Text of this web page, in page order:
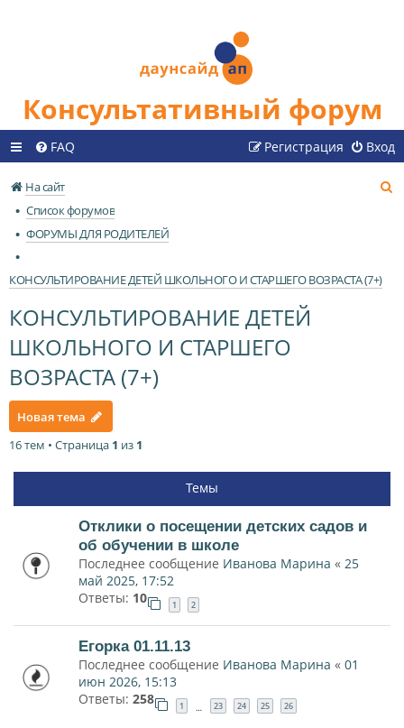
Консультативный форум
FAQ Вход
Регистрация
На сайт
Список форумов
ФОРУМЫ ДЛЯ РОДИТЕЛЕЙ
КОНСУЛЬТИРОВАНИЕ ДЕТЕЙ ШКОЛЬНОГО И СТАРШЕГО ВОЗРАСТА (7+)
КОНСУЛЬТИРОВАНИЕ ДЕТЕЙ
ШКОЛЬНОГО И СТАРШЕГО
ВОЗРАСТА (7+)
Новая тема
16 тем • Страница 1 из 1
Темы
Отклики о посещении детских садов и
об обучении в школе
Последнее сообщение Иванова Марина « 25
май 2025, 17:52
Ответы: 10 1 2
Егорка 01.11.13
Последнее сообщение Иванова Марина « 01
июн 2026, 15:13
Ответы: 258 1 … 23 24 25 26